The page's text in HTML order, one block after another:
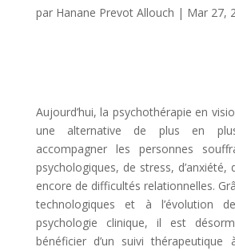
par Hanane Prevot Allouch | Mar 27,
Aujourd’hui, la psychothérapie en
une alternative de plus en
accompagner les personnes
psychologiques, de stress, d’anxiété,
encore de difficultés relationnelles.
technologiques et à l’évolution
psychologie clinique, il est
bénéficier d’un suivi thérapeutique